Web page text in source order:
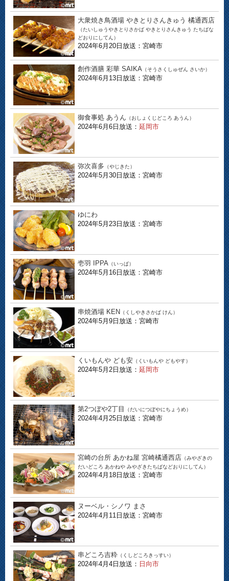
大衆焼き鳥酒場 やきとりさんきゅう 橘通西店
（たいしゅうやきとりさかば やきとりさんきゅう たちばな
どおりにしてん）
2024年6月20日放送：宮崎市
創作酒膳 彩華 SAIKA （そうさくしゅぜん さいか）
2024年6月13日放送：宮崎市
御食事処 あうん （おしょくじどころ あうん）
2024年6月6日放送： 延岡市
弥次喜多 （やじきた）
2024年5月30日放送：宮崎市
ゆにわ
2024年5月23日放送：宮崎市
壱羽 IPPA （いっぱ）
2024年5月16日放送：宮崎市
串焼酒場 KEN （くしやきさかば けん）
2024年5月9日放送：宮崎市
くいもんや ども安 （くいもんや どもやす）
2024年5月2日放送： 延岡市
第2つぼや2丁目 （だいにつぼやにちょうめ）
2024年4月25日放送：宮崎市
宮崎の台所 あかね屋 宮崎橘通西店 （みやざきの
だいどころ あかねや みやざきたちばなどおりにしてん）
2024年4月18日放送：宮崎市
ヌーベル・シノワ まさ
2024年4月11日放送：宮崎市
串どころ吉粋 （くしどころきっすい）
2024年4月4日放送： 日向市